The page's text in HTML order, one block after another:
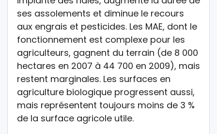
ses assolements et diminue le recours
aux engrais et pesticides. Les MAE, dont le
fonctionnement est complexe pour les
agriculteurs, gagnent du terrain (de 8 000
hectares en 2007 à 44 700 en 2009), mais
restent marginales. Les surfaces en
agriculture biologique progressent aussi,
mais représentent toujours moins de 3 %
de la surface agricole utile.